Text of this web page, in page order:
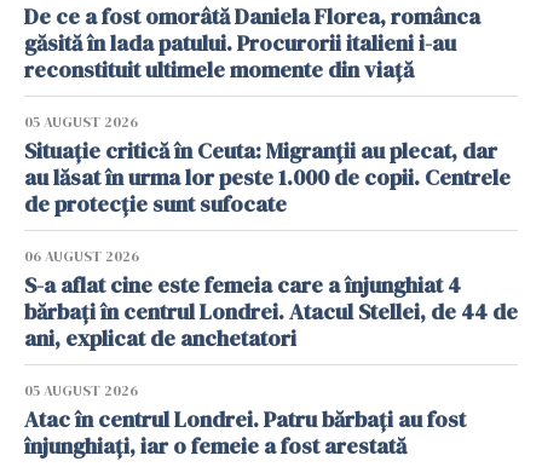
De ce a fost omorâtă Daniela Florea, românca
găsită în lada patului. Procurorii italieni i-au
reconstituit ultimele momente din viață
05 AUGUST 2026
Situație critică în Ceuta: Migranții au plecat, dar
au lăsat în urma lor peste 1.000 de copii. Centrele
de protecție sunt sufocate
06 AUGUST 2026
S-a aflat cine este femeia care a înjunghiat 4
bărbați în centrul Londrei. Atacul Stellei, de 44 de
ani, explicat de anchetatori
05 AUGUST 2026
Atac în centrul Londrei. Patru bărbați au fost
înjunghiați, iar o femeie a fost arestată